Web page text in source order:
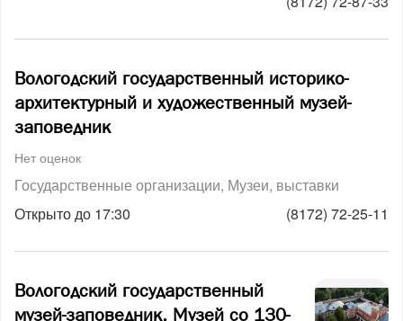
Вологодский государственный историко-
архитектурный и художественный музей-
заповедник
Нет оценок
Государственные организации Музеи, выставки
Открыто до 17:30
(8172) 72-25-11
Вологодский государственный
музей-заповедник, Музей со 130-